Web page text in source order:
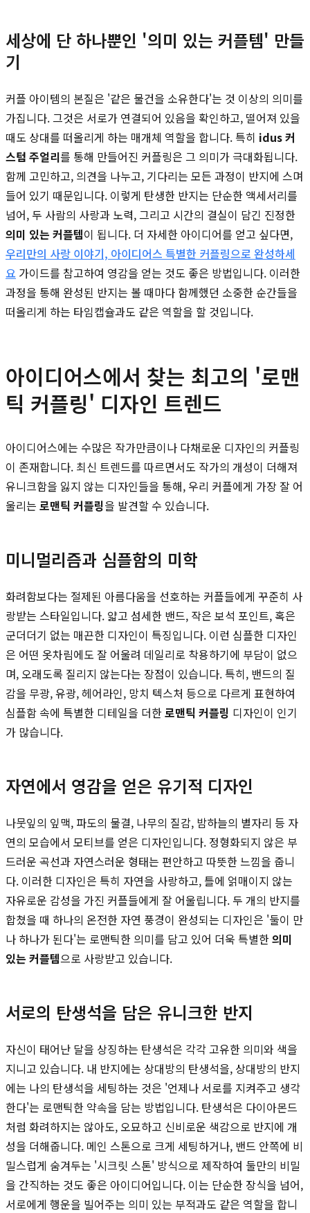
세상에 단 하나뿐인 '의미 있는 커플템' 만들
기
커플 아이템의 본질은 '같은 물건을 소유한다'는 것 이상의 의미를
가집니다. 그것은 서로가 연결되어 있음을 확인하고, 떨어져 있을
때도 상대를 떠올리게 하는 매개체 역할을 합니다. 특히 idus 커
스텀 주얼리를 통해 만들어진 커플링은 그 의미가 극대화됩니다.
함께 고민하고, 의견을 나누고, 기다리는 모든 과정이 반지에 스며
들어 있기 때문입니다. 이렇게 탄생한 반지는 단순한 액세서리를
넘어, 두 사람의 사랑과 노력, 그리고 시간의 결실이 담긴 진정한
의미 있는 커플템이 됩니다. 더 자세한 아이디어를 얻고 싶다면,
우리만의 사랑 이야기, 아이디어스 특별한 커플링으로 완성하세
요 가이드를 참고하여 영감을 얻는 것도 좋은 방법입니다. 이러한
과정을 통해 완성된 반지는 볼 때마다 함께했던 소중한 순간들을
떠올리게 하는 타임캡슐과도 같은 역할을 할 것입니다.
아이디어스에서 찾는 최고의 '로맨
틱 커플링' 디자인 트렌드
아이디어스에는 수많은 작가만큼이나 다채로운 디자인의 커플링
이 존재합니다. 최신 트렌드를 따르면서도 작가의 개성이 더해져
유니크함을 잃지 않는 디자인들을 통해, 우리 커플에게 가장 잘 어
울리는 로맨틱 커플링을 발견할 수 있습니다.
미니멀리즘과 심플함의 미학
화려함보다는 절제된 아름다움을 선호하는 커플들에게 꾸준히 사
랑받는 스타일입니다. 얇고 섬세한 밴드, 작은 보석 포인트, 혹은
군더더기 없는 매끈한 디자인이 특징입니다. 이런 심플한 디자인
은 어떤 옷차림에도 잘 어울려 데일리로 착용하기에 부담이 없으
며, 오래도록 질리지 않는다는 장점이 있습니다. 특히, 밴드의 질
감을 무광, 유광, 헤어라인, 망치 텍스처 등으로 다르게 표현하여
심플함 속에 특별한 디테일을 더한로맨틱 커플링 디자인이 인기
가 많습니다.
자연에서 영감을 얻은 유기적 디자인
나뭇잎의 잎맥, 파도의 물결, 나무의 질감, 밤하늘의 별자리 등 자
연의 모습에서 모티브를 얻은 디자인입니다. 정형화되지 않은 부
드러운 곡선과 자연스러운 형태는 편안하고 따뜻한 느낌을 줍니
다. 이러한 디자인은 특히 자연을 사랑하고, 틀에 얽매이지 않는
자유로운 감성을 가진 커플들에게 잘 어울립니다. 두 개의 반지를
합쳤을 때 하나의 온전한 자연 풍경이 완성되는 디자인은 '둘이 만
나 하나가 된다'는 로맨틱한 의미를 담고 있어 더욱 특별한의미
있는 커플템으로 사랑받고 있습니다.
서로의 탄생석을 담은 유니크한 반지
자신이 태어난 달을 상징하는 탄생석은 각각 고유한 의미와 색을
지니고 있습니다. 내 반지에는 상대방의 탄생석을, 상대방의 반지
에는 나의 탄생석을 세팅하는 것은 '언제나 서로를 지켜주고 생각
한다'는 로맨틱한 약속을 담는 방법입니다. 탄생석은 다이아몬드
처럼 화려하지는 않아도, 오묘하고 신비로운 색감으로 반지에 개
성을 더해줍니다. 메인 스톤으로 크게 세팅하거나, 밴드 안쪽에 비
밀스럽게 숨겨두는 '시크릿 스톤' 방식으로 제작하여 둘만의 비밀
을 간직하는 것도 좋은 아이디어입니다. 이는 단순한 장식을 넘어,
서로에게 행운을 빌어주는 의미 있는 부적과도 같은 역할을 합니